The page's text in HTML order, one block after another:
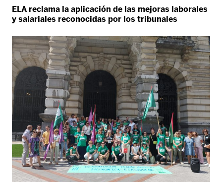
ELA reclama la aplicación de las mejoras laborales
y salariales reconocidas por los tribunales